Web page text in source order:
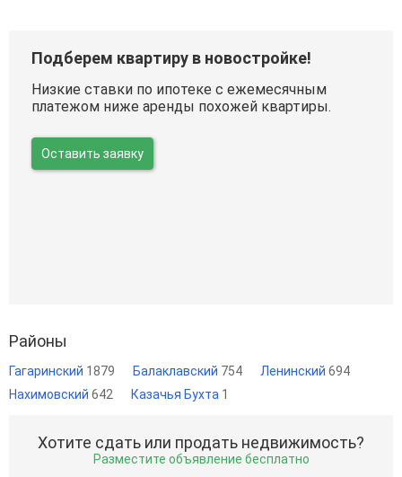
Подберем квартиру в новостройке!
Низкие ставки по ипотеке с ежемесячным
платежом ниже аренды похожей квартиры.
Оставить заявку
Районы
Гагаринский 1879 Балаклавский 754 Ленинский 694
Нахимовский 642 Казачья Бухта 1
Хотите сдать или продать недвижимость?
Разместите объявление бесплатно